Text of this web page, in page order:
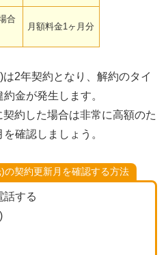
合
月額料金1ヶ月分
2年契約となり、解約のタイ
金が発生します。
約した場合は非常に高額のた
確認しましょう。
契約更新月を確認する方法
話する